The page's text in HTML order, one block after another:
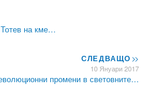
на кме…
СЛЕДВАЩО>>
10 Януари 2017
промени в световните…